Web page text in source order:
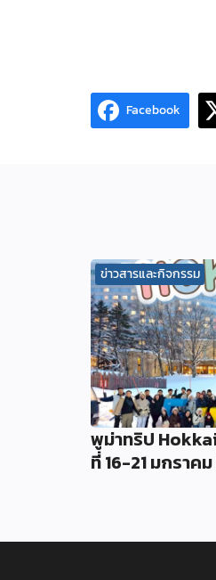
Facebook
ข่าวสารและกิจกรรม
พูม่าทริป
ที่ 16-21 มกราค